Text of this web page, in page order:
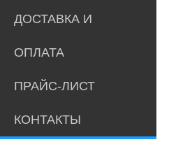
ДОСТАВКА И
ОПЛАТА
ПРАЙС-ЛИСТ
КОНТАКТЫ